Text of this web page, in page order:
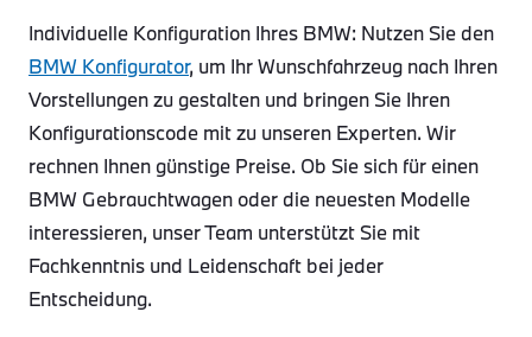
Individuelle Konfiguration Ihres BMW: Nutzen Sie den
BMW Konfigurator, um Ihr Wunschfahrzeug nach Ihren
Vorstellungen zu gestalten und bringen Sie Ihren
Konfigurationscode mit zu unseren Experten. Wir
rechnen Ihnen günstige Preise. Ob Sie sich für einen
BMW Gebrauchtwagen oder die neuesten Modelle
interessieren, unser Team unterstützt Sie mit
Fachkenntnis und Leidenschaft bei jeder
Entscheidung.